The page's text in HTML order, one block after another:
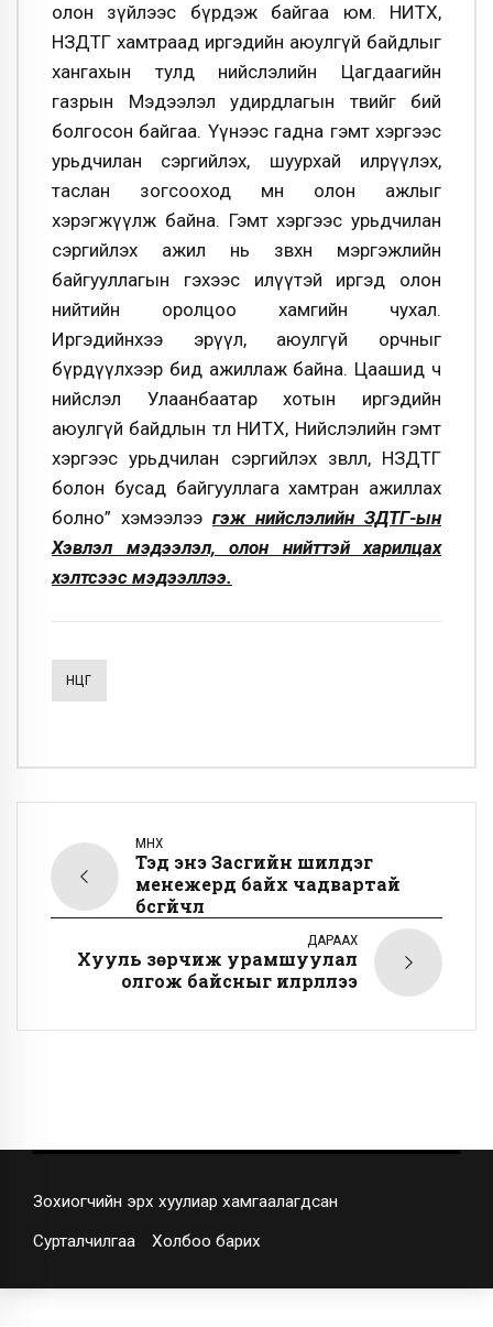
олон зүйлээс бүрдэж байгаа юм. НИТХ,
НЗДТГ хамтраад иргэдийн аюулгүй байдлыг
хангахын тулд нийслэлийн Цагдаагийн
газрын Мэдээлэл удирдлагын төвийг бий
болгосон байгаа. Үүнээс гадна гэмт хэргээс
урьдчилан сэргийлэх, шуурхай илрүүлэх,
таслан зогсооход мөн олон ажлыг
хэрэгжүүлж байна. Гэмт хэргээс урьдчилан
сэргийлэх ажил нь зөвхөн мэргэжлийн
байгууллагын гэхээс илүүтэй иргэд олон
нийтийн оролцоо хамгийн чухал.
Иргэдийнхээ эрүүл, аюулгүй орчныг
бүрдүүлхээр бид ажиллаж байна. Цаашид ч
нийслэл Улаанбаатар хотын иргэдийн
аюулгүй байдлын төлөө НИТХ, Нийслэлийн гэмт
хэргээс урьдчилан сэргийлэх зөвлөл, НЗДТГ
болон бусад байгууллага хамтран ажиллах
болно” хэмээлээ гэж нийслэлийн ЗДТГ-ын
Хэвлэл мэдээлэл, олон нийттэй харилцах
хэлтсээс мэдээллээ.
НЦГ
ӨМНӨХ
Тэд энэ Засгийн шилдэг
менежерүүд байх чадвартай
бүсгүйчүүл
ДАРААХ
Хууль зөрчиж урамшуулал
олгож байсныг илрүүллээ
Зохиогчийн эрх хуулиар хамгаалагдсан
Сурталчилгаа Холбоо барих